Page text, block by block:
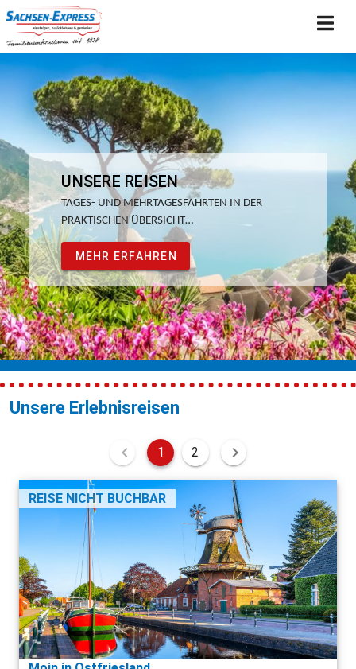
KATALOG ZUM BLÄTTERN
STÖBERN SIE ONLINE ODER BESTELLEN SIE KOSTENFREI
IHR EXEMPLAR…
MEHR ERFAHREN
Unsere Erlebnisreisen
1 2
REISE NICHT BUCHBAR